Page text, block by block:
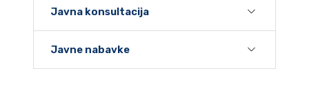
Javna konsultacija
Javne nabavke